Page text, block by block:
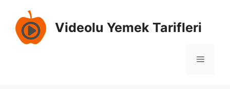
Videolu Yemek Tarifleri
Menü